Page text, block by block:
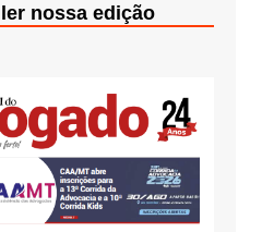
nossa edição